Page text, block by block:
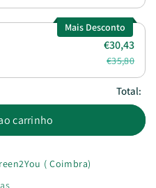
Mais Desconto
€30,43
€35,80
Total:
carrinho
( Coimbra)